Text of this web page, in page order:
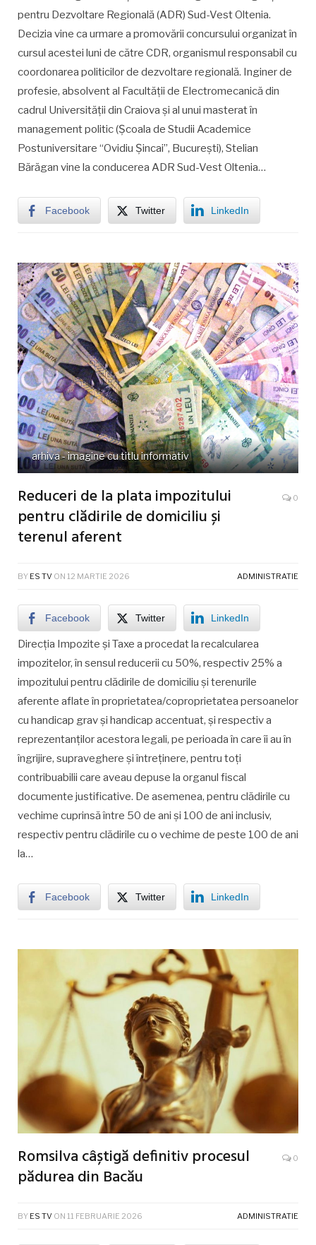
pentru Dezvoltare Regională (ADR) Sud-Vest Oltenia.
Decizia vine ca urmare a promovării concursului organizat în
cursul acestei luni de către CDR, organismul responsabil cu
coordonarea politicilor de dezvoltare regională. Inginer de
profesie, absolvent al Facultății de Electromecanică din
cadrul Universității din Craiova și al unui masterat în
management politic (Școala de Studii Academice
Postuniversitare “Ovidiu Șincai”, București), Stelian
Bărăgan vine la conducerea ADR Sud-Vest Oltenia…
Facebook Twitter LinkedIn
arhiva - imagine cu titlu informativ
Reduceri de la plata impozitului
pentru clădirile de domiciliu și
terenul aferent
0
BY ES TV ON 12 MARTIE 2026 ADMINISTRATIE
Facebook Twitter LinkedIn
Direcția Impozite și Taxe a procedat la recalcularea
impozitelor, în sensul reducerii cu 50%, respectiv 25% a
impozitului pentru clădirile de domiciliu și terenurile
aferente aflate în proprietatea/coproprietatea persoanelor
cu handicap grav și handicap accentuat, și respectiv a
reprezentanţilor acestora legali, pe perioada în care îi au în
îngrijire, supraveghere şi întreţinere, pentru toți
contribuabilii care aveau depuse la organul fiscal
documente justificative. De asemenea, pentru clădirile cu
vechime cuprinsă între 50 de ani şi 100 de ani inclusiv,
respectiv pentru clădirile cu o vechime de peste 100 de ani
la…
Facebook Twitter LinkedIn
Romsilva câștigă definitiv procesul
pădurea din Bacău
0
BY ES TV ON 11 FEBRUARIE 2026 ADMINISTRATIE